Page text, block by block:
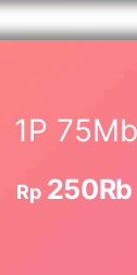
1P
Rp 250Rb